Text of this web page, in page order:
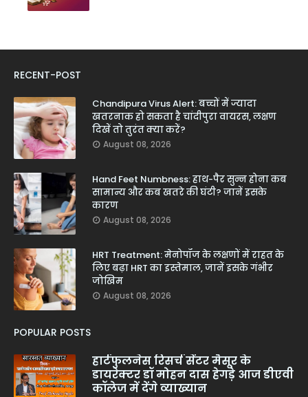
RECENT-POST
Chandipura Virus Alert: बच्चों में ज्यादा
खतरनाक हो सकता है चांदीपुरा वायरस, लक्षण
दिखें तो तुरंत क्या करें?
August 08, 2026
Hand Feet Numbness: हाथ-पैर सुन्न होना कब
सामान्य और कब खतरे की घंटी? जानें इसके
कारण
August 08, 2026
HRT Treatment: मेनोपॉज के लक्षणों में राहत के
लिए बढ़ा HRT का इस्तेमाल, जानें इसके गंभीर
जोखिम
August 08, 2026
POPULAR POSTS
हार्टफुलनेस रिसर्च सेंटर मैसूर के
डायरेक्टर डॉ मोहन दास हेगड़े आज डीएवी
कॉलेज में देंगे व्याख्यान